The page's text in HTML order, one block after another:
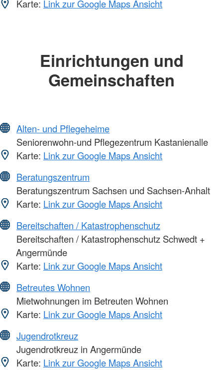
Karte: Link zur Google Maps Ansicht
Einrichtungen und
Gemeinschaften
Alten- und Pflegeheime
Seniorenwohn-und Pflegezentrum Kastanienalle
Karte: Link zur Google Maps Ansicht
Beratungszentrum
Beratungszentrum Sachsen und Sachsen-Anhalt
Karte: Link zur Google Maps Ansicht
Bereitschaften / Katastrophenschutz
Bereitschaften / Katastrophenschutz Schwedt +
Angermünde
Karte: Link zur Google Maps Ansicht
Betreutes Wohnen
Mietwohnungen im Betreuten Wohnen
Karte: Link zur Google Maps Ansicht
Jugendrotkreuz
Jugendrotkreuz in Angermünde
Karte: Link zur Google Maps Ansicht